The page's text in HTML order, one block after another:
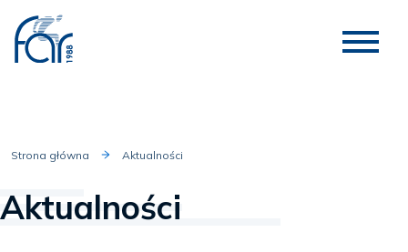
Strona główna Aktualności
Aktualności